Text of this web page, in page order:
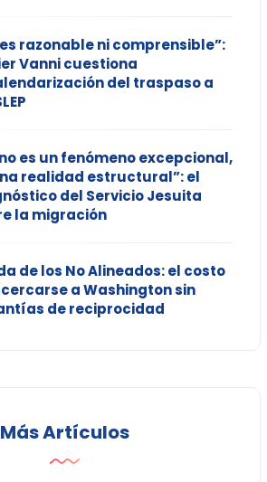
razonable ni comprensible”:
Vanni cuestiona
del traspaso a
es un fenómeno excepcional,
realidad estructural”: el
del Servicio Jesuita
la migración
de los No Alineados: el costo
a Washington sin
de reciprocidad
Más Artículos